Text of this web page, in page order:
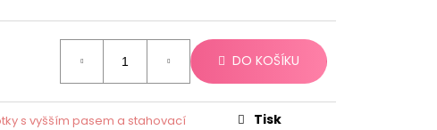
DO KOŠÍKU
s vyšším pasem a stahovací
Tisk